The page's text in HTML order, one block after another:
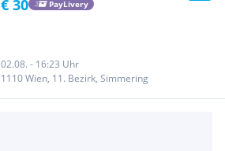
€ 30 PayLivery
02.08. - 16:23 Uhr
1110 Wien, 11. Bezirk, Simmering